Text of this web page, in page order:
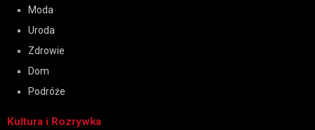
Moda
Uroda
Zdrowie
Dom
Podróże
Kultura i Rozrywka